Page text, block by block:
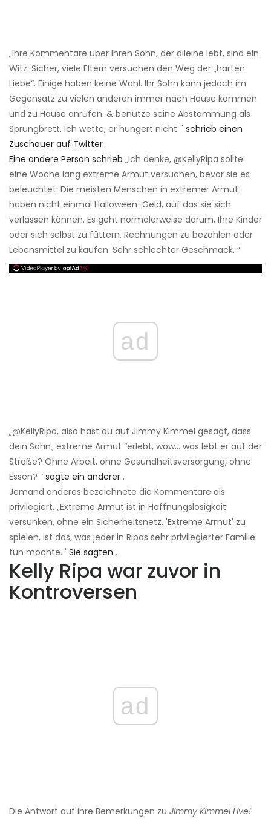
„Ihre Kommentare über Ihren Sohn, der alleine lebt, sind ein
Witz. Sicher, viele Eltern versuchen den Weg der „harten
Liebe“. Einige haben keine Wahl. Ihr Sohn kann jedoch im
Gegensatz zu vielen anderen immer nach Hause kommen
und zu Hause anrufen. & benutze seine Abstammung als
Sprungbrett. Ich wette, er hungert nicht. ' schrieb einen
Zuschauer auf Twitter .
Eine andere Person schrieb „Ich denke, @KellyRipa sollte
eine Woche lang extreme Armut versuchen, bevor sie es
beleuchtet. Die meisten Menschen in extremer Armut
haben nicht einmal Halloween-Geld, auf das sie sich
verlassen können. Es geht normalerweise darum, Ihre Kinder
oder sich selbst zu füttern, Rechnungen zu bezahlen oder
Lebensmittel zu kaufen. Sehr schlechter Geschmack. “
ad
„@KellyRipa, also hast du auf Jimmy Kimmel gesagt, dass
dein Sohn„ extreme Armut “erlebt, wow… was lebt er auf der
Straße? Ohne Arbeit, ohne Gesundheitsversorgung, ohne
Essen? “ sagte ein anderer .
Jemand anderes bezeichnete die Kommentare als
privilegiert. „Extreme Armut ist in Hoffnungslosigkeit
versunken, ohne ein Sicherheitsnetz. 'Extreme Armut' zu
spielen, ist das, was jeder in Ripas sehr privilegierter Familie
tun möchte. ' Sie sagten .
Kelly Ripa war zuvor in
Kontroversen
ad
Die Antwort auf ihre Bemerkungen zu Jimmy Kimmel Live!